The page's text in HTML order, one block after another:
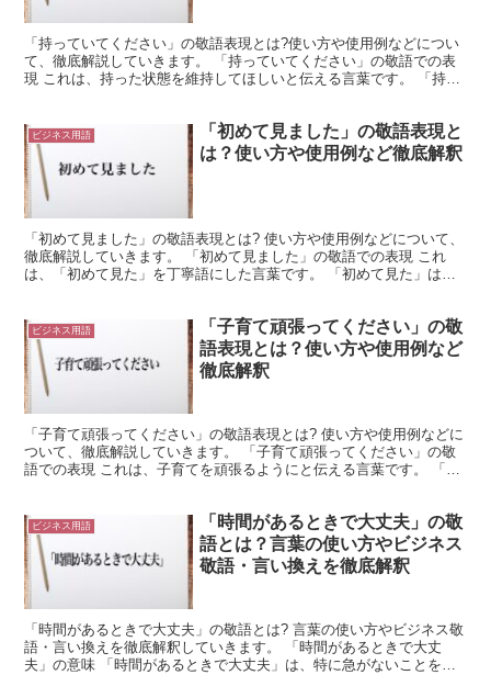
「持っていてください」の敬語表現とは?使い方や使用例などについ
て、徹底解説していきます。 「持っていてください」の敬語での表
現 これは、持った状態を維持してほしいと伝える言葉です。 「持っ
ビジネス用語
「初めて見ました」の敬語表現と
は？使い方や使用例など徹底解釈
「初めて見ました」の敬語表現とは? 使い方や使用例などについて、
徹底解説していきます。 「初めて見ました」の敬語での表現 これ
は、「初めて見た」を丁寧語にした言葉です。 「初めて見た」は
ビジネス用語
「子育て頑張ってください」の敬
語表現とは？使い方や使用例など
徹底解釈
「子育て頑張ってください」の敬語表現とは? 使い方や使用例などに
ついて、徹底解説していきます。 「子育て頑張ってください」の敬
語での表現 これは、子育てを頑張るようにと伝える言葉です。 「子
ビジネス用語
「時間があるときで大丈夫」の敬
語とは？言葉の使い方やビジネス
敬語・言い換えを徹底解釈
「時間があるときで大丈夫」の敬語とは? 言葉の使い方やビジネス敬
語・言い換えを徹底解釈していきます。 「時間があるときで大丈
夫」の意味 「時間があるときで大丈夫」は、特に急がないことを言